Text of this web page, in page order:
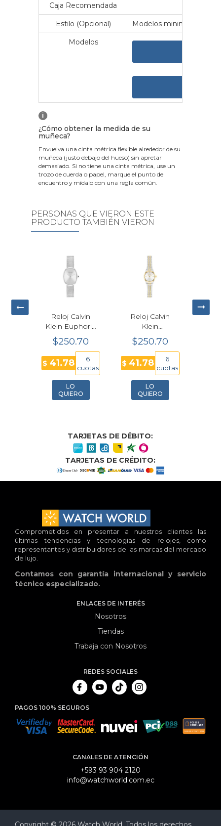
Caja Recomendada
Estilo (Opcional) Modelos minimalistas y
Modelos
i
¿Cómo obtener la medida de su
muñeca?
Envuelva una cinta métrica flexible alrededor de su
muñeca (justo debajo del hueso) sin apretar
demasiado. Si no tiene una cinta métrica, use un
trozo de cuerda o papel, marque el punto de
encuentro y mídalo con una regla común.
PERSONAS QUE VIERON ESTE
PRODUCTO TAMBIÉN VIERON
Reloj Calvin
Performance
Multicolor
Mujer 18mm
6
cuotas
Citizen Fio Eco-
Drive Mujer
EG7081-51L
Plateado 18.4
mm
$
12
cuotas
Reloj Casio
Futurista
$
TARJETAS DE DÉBITO:
TARJETAS DE CRÉDITO:
Comprometidos en presentar a nuestros clientes las
últimas tendencias y tecnologias de relojes, como
representantes y distribuidores de las marcas del mercado
de lujo.
Contamos con garantía internacional y servicio
técnico especializado.
ENLACES DE INTERÉS
Nosotros
Tiendas
Trabaja con Nosotros
REDES SOCIALES
PAGOS 100% SEGUROS
CANALES DE ATENCIÓN
+593 93 904 2120
info@watchworld.com.ec